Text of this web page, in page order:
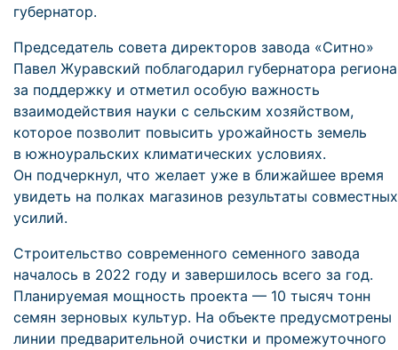
губернатор.
Председатель совета директоров завода «Ситно»
Павел Журавский поблагодарил губернатора региона
за поддержку и отметил особую важность
взаимодействия науки с сельским хозяйством,
которое позволит повысить урожайность земель
в южноуральских климатических условиях.
Он подчеркнул, что желает уже в ближайшее время
увидеть на полках магазинов результаты совместных
усилий.
Строительство современного семенного завода
началось в 2022 году и завершилось всего за год.
Планируемая мощность проекта — 10 тысяч тонн
семян зерновых культур. На объекте предусмотрены
линии предварительной очистки и промежуточного